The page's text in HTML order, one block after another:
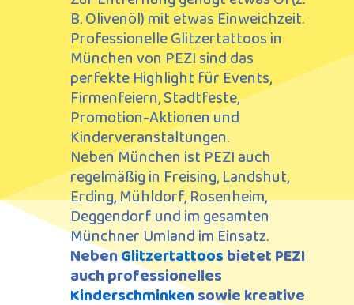
B. Olivenöl) mit etwas Einweichzeit.
Professionelle Glitzertattoos in
München von PEZI sind das
perfekte Highlight für Events,
Firmenfeiern, Stadtfeste,
Promotion-Aktionen und
Kinderveranstaltungen.
Neben München ist PEZI auch
regelmäßig in Freising, Landshut,
Erding, Mühldorf, Rosenheim,
Deggendorf und im gesamten
Münchner Umland im Einsatz.
NebenGlitzertattoosbietet PEZI
auch professionelles
Kinderschminkensowie kreative